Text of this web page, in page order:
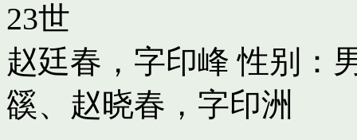
23世
赵廷春，字印峰 性别：
豀、 赵晓春，字印洲